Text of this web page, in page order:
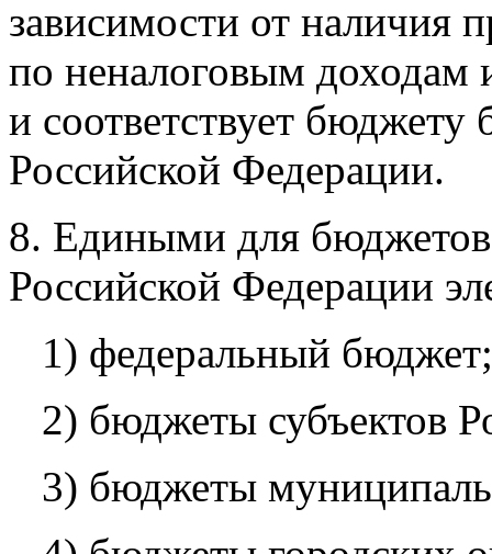
зависимости от наличия
по неналоговым доходам
и соответствует
Российской Федерации.
8. Едиными для
Российской Федерации
1) федеральный бюджет;
2) бюджеты субъектов
3) бюджеты